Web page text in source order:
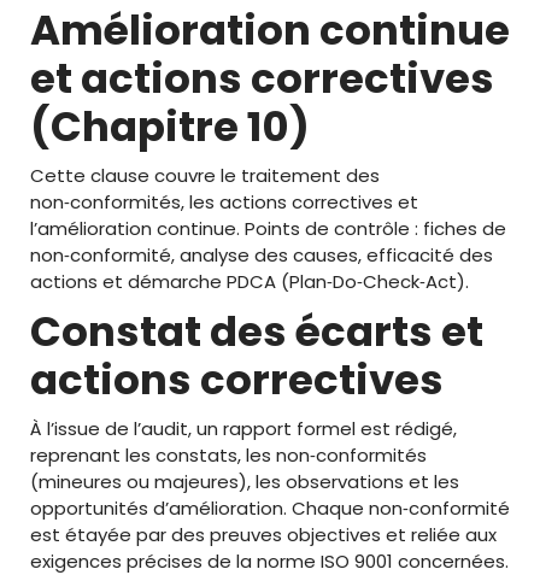
Amélioration continue
et actions correctives
(Chapitre 10)
Cette clause couvre le traitement des
non‑conformités, les actions correctives et
l’amélioration continue. Points de contrôle : fiches de
non‑conformité, analyse des causes, efficacité des
actions et démarche PDCA (Plan‑Do‑Check‑Act).
Constat des écarts et
actions correctives
À l’issue de l’audit, un rapport formel est rédigé,
reprenant les constats, les non‑conformités
(mineures ou majeures), les observations et les
opportunités d’amélioration. Chaque non‑conformité
est étayée par des preuves objectives et reliée aux
exigences précises de la norme ISO 9001 concernées.